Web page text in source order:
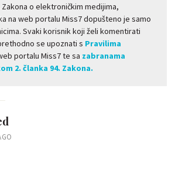
Zakona o elektroničkim medijima,
na web portalu Miss7 dopušteno je samo
Svaki korisnik koji želi komentirati
se upoznati s Pravilima
portalu Miss7 te sa zabranama
2. članka 94. Zakona.